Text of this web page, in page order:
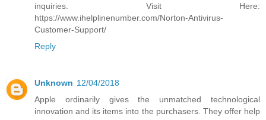
inquiries. Visit Here:
https://www.ihelplinenumber.com/Norton-Antivirus-
Customer-Support/
Reply
Unknown 12/04/2018
Apple ordinarily gives the unmatched technological
innovation and its items into the purchasers. They offer help